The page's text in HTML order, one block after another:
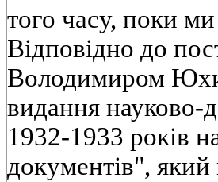
того часу, поки
Вiдповiдно до
Володимиром
видання науково-
1932-1933 рокiв
документiв",